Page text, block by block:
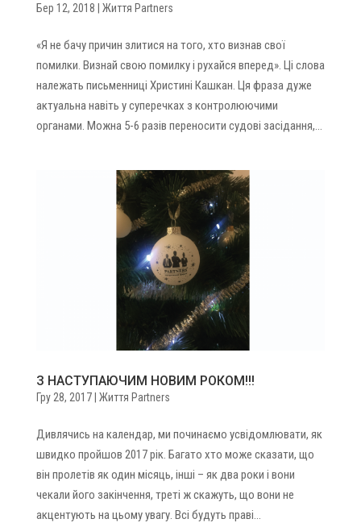
Бер 12, 2018 Життя Partners
«Я не бачу причин злитися на того, хто визнав свої
помилки. Визнай свою помилку і рухайся вперед». Ці слова
належать письменниці Христині Кашкан. Ця фраза дуже
актуальна навіть у суперечках з контролюючими
органами. Можна 5-6 разів переносити судові засідання,...
З НАСТУПАЮЧИМ НОВИМ РОКОМ!!!
Гру 28, 2017| Життя Partners
Дивлячись на календар, ми починаємо усвідомлювати, як
швидко пройшов 2017 рік. Багато хто може сказати, що
він пролетів як один місяць, інші – як два роки і вони
чекали його закінчення, треті ж скажуть, що вони не
акцентують на цьому увагу. Всі будуть праві...